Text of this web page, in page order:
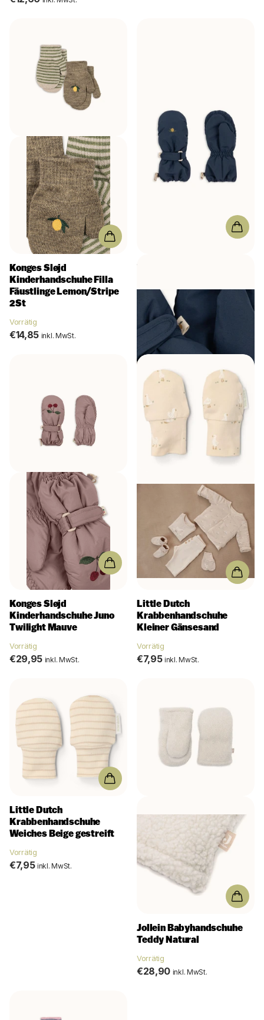
Konges Sløjd
Kinderhandschuhe Filla
Fäustlinge Lemon/Stripe
2St
Vorrätig
€14,85 inkl. MwSt.
Vorrätig
€37,95 inkl. MwSt.
Konges Sløjd
Kinderhandschuhe Juno
Twilight Mauve
Vorrätig
€29,95 inkl. MwSt.
Little Dutch
Krabbenhandschuhe
Kleiner Gänsesand
Vorrätig
€7,95 inkl. MwSt.
Little Dutch
Krabbenhandschuhe
Weiches Beige gestreift
Vorrätig
€7,95 inkl. MwSt.
JolleinBabyhandschuhe
Teddy Natural
Vorrätig
€28,90 inkl. MwSt.